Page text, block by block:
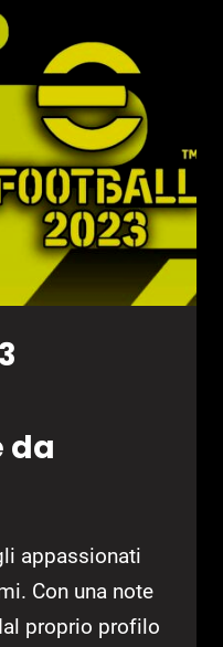
da
appassionati
Con una note
proprio profilo